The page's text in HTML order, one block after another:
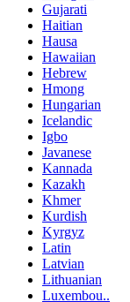
Gujarati
Haitian
Hausa
Hawaiian
Hebrew
Hmong
Hungarian
Icelandic
Igbo
Javanese
Kannada
Kazakh
Khmer
Kurdish
Kyrgyz
Latin
Latvian
Lithuanian
Luxembou..